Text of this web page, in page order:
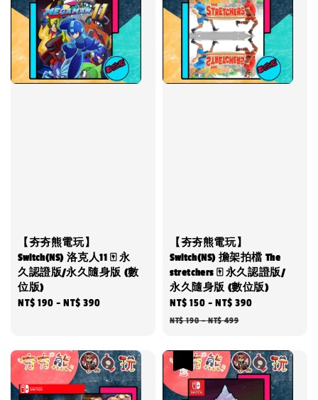
【夯夯熊電玩】
Switch(NS) 洛克人11 🀄 永
久認證版/永久隨身版 (數
位版)
Regular
NT$ 190 -NT$ 390
【夯夯熊電玩】
Switch(NS) 擔架拍檔 The
stretchers 🀄 永久認證版/
永久隨身版 (數位版)
Sale
price
NT$ 150 -NT$ 390
NT$ 190-NT$ 499